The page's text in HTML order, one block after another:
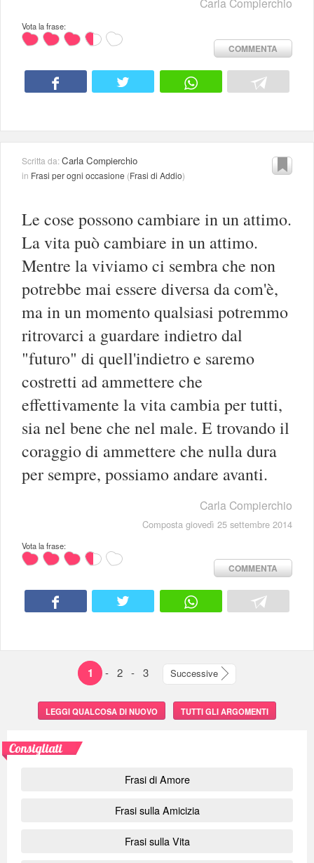
Carla Compierchio
Vota la frase:
COMMENTA
Scritta da:Carla Compierchio
in Frasi per ogni occasione (Frasi di Addio)
Le cose possono cambiare in un attimo.
La vita può cambiare in un attimo.
Mentre la viviamo ci sembra che non
potrebbe mai essere diversa da com'è,
ma in un momento qualsiasi potremmo
ritrovarci a guardare indietro dal
"futuro" di quell'indietro e saremo
costretti ad ammettere che
effettivamente la vita cambia per tutti,
sia nel bene che nel male. E trovando il
coraggio di ammettere che nulla dura
per sempre, possiamo andare avanti.
Carla Compierchio
Composta giovedì 25 settembre 2014
Vota la frase:
COMMENTA
1 - 2 - 3 Successive
LEGGI QUALCOSA DI NUOVO TUTTI GLI ARGOMENTI
Consigliati
Frasi di Amore
Frasi sulla Amicizia
Frasi sulla Vita